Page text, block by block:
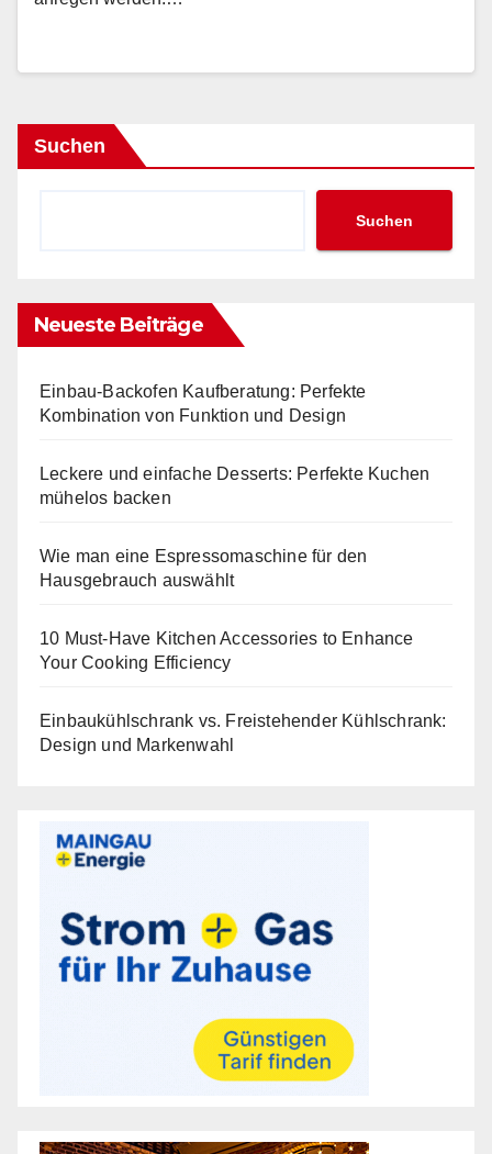
Suchen
Suchen
Neueste Beiträge
Einbau-Backofen Kaufberatung: Perfekte
Kombination von Funktion und Design
Leckere und einfache Desserts: Perfekte Kuchen
mühelos backen
Wie man eine Espressomaschine für den
Hausgebrauch auswählt
10 Must-Have Kitchen Accessories to Enhance
Your Cooking Efficiency
Einbaukühlschrank vs. Freistehender Kühlschrank:
Design und Markenwahl